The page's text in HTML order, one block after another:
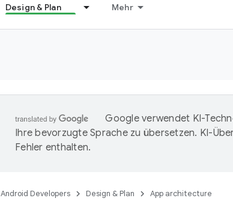
Design & Plan Mehr
Google verwendet KI-
Ihre bevorzugte Sprache zu übersetzen. KI-
Fehler enthalten.
Android Developers Design & Plan App architecture